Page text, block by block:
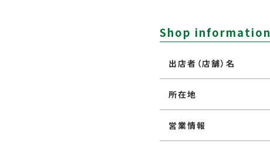
Shop information
出店者（店舗）名
所在地
営業情報